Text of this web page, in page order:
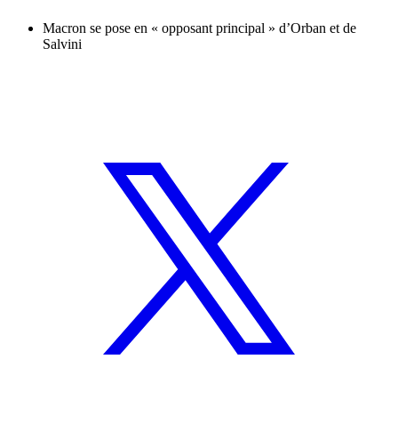
Macron se pose en « opposant principal » d’Orban et de
Salvini